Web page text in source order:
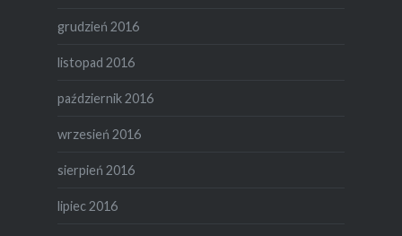
grudzień 2016
listopad 2016
październik 2016
wrzesień 2016
sierpień 2016
lipiec 2016